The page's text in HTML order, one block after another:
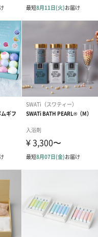
ブとしてもお使いいただ
お礼に「 Lifetrimタオル
ーションを大切にする
かなエプソムソルトが、
せん。
」